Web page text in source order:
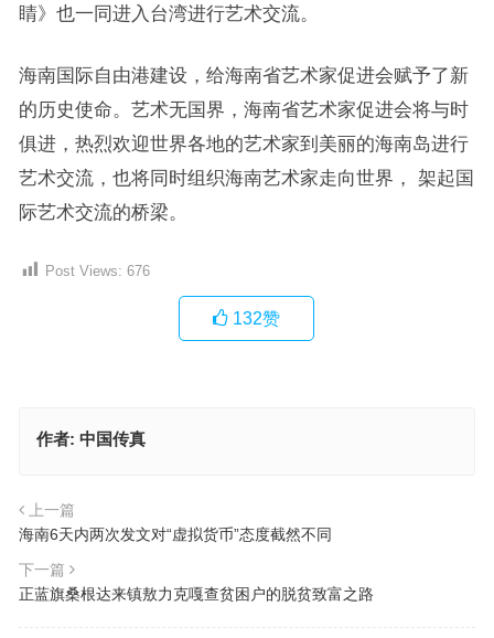
睛》也一同进入台湾进行艺术交流。
海南国际自由港建设，给海南省艺术家促进会赋予了新
的历史使命。艺术无国界，海南省艺术家促进会将与时
俱进，热烈欢迎世界各地的艺术家到美丽的海南岛进行
艺术交流，也将同时组织海南艺术家走向世界， 架起国
际艺术交流的桥梁。
Post Views: 676
132赞
作者: 中国传真
上一篇
海南6天内两次发文对“虚拟货币”态度截然不同
下一篇
正蓝旗桑根达来镇敖力克嘎查贫困户的脱贫致富之路